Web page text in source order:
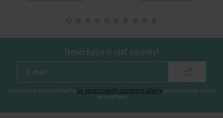
Nenechajte si ujsť novinky!
vložením e-mailu súhlasíte so spracovaním osobných údajov pre zasielanie nášho
newsletteru